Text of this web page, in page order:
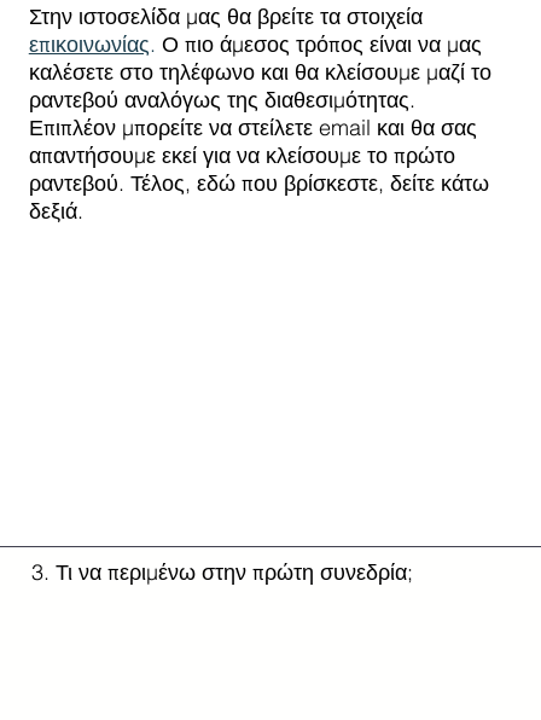
3. Τι να περιμένω στην πρώτη συνεδρία;
Στην ιστοσελίδα μας θα βρείτε τα στοιχεία
επικοινωνίας. Ο πιο άμεσος τρόπος είναι να μας
καλέσετε στο τηλέφωνο και θα κλείσουμε μαζί το
ραντεβού αναλόγως της διαθεσιμότητας.
Επιπλέον μπορείτε να στείλετε email και θα σας
απαντήσουμε εκεί για να κλείσουμε το πρώτο
ραντεβού. Τέλος, εδώ που βρίσκεστε, δείτε κάτω
δεξιά.